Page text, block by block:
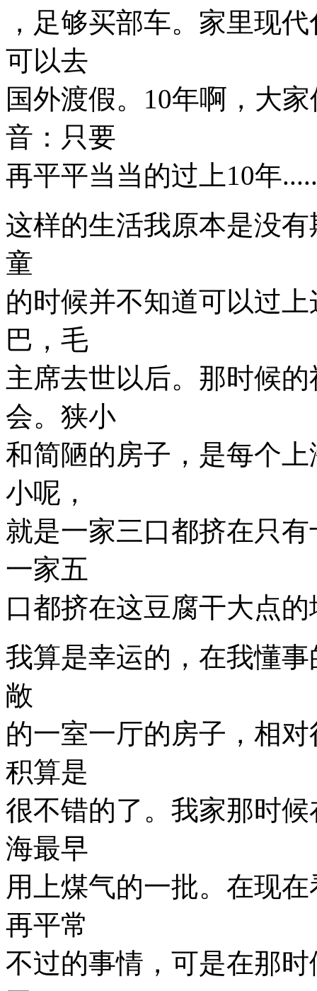
，足够买部车。家里现
可以去
国外渡假。10年啊，大
音：只要
再平平当当的过上10年
这样的生活我原本是没
童
的时候并不知道可以过
巴，毛
主席去世以后。那时候
会。狭小
和简陋的房子，是每个
小呢，
就是一家三口都挤在只
一家五
口都挤在这豆腐干大点
我算是幸运的，在我懂
敞
的一室一厅的房子，相
积算是
很不错的了。我家那时
海最早
用上煤气的一批。在现
再平常
不过的事情，可是在那